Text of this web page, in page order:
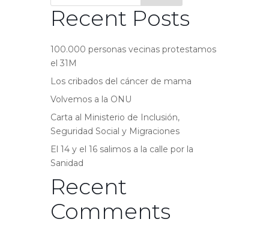
Recent Posts
100.000 personas vecinas protestamos
el 31M
Los cribados del cáncer de mama
Volvemos a la ONU
Carta al Ministerio de Inclusión,
Seguridad Social y Migraciones
El 14 y el 16 salimos a la calle por la
Sanidad
Recent
Comments